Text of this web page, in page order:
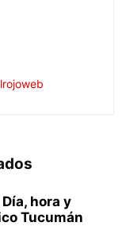
hora y
Tucumán